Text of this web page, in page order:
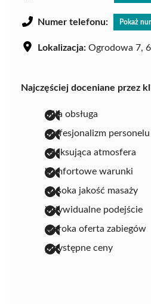
Numer telefonu: Pokaż
Lokalizacja: Ogrodowa 7,
Najczęściej doceniane przez
miła obsługa
profesjonalizm personelu
relaksująca atmosfera
komfortowe warunki
wysoka jakość masaży
indywidualne podejście
szeroka oferta zabiegów
przystępne ceny